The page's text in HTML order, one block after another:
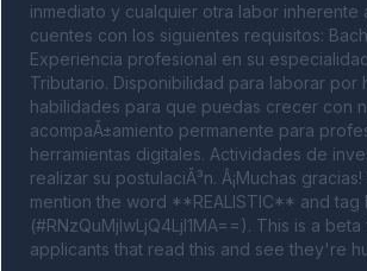
inmediato y cualquier otra labor
cuentes con los siguientes requisitos:
Experiencia profesional en su
Tributario. Disponibilidad para laborar
habilidades para que puedas crecer con
acompaÃ±amiento permanente para
herramientas digitales. Actividades de
realizar su postulaciÃ³n. Â¡Muchas
mention the word **REALISTIC** and tag
(#RNzQuMjIwLjQ4LjI1MA==). This is a
applicants that read this and see they're